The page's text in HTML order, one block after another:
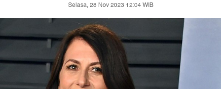
Selasa, 28 Nov 2023 12:04 WIB